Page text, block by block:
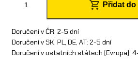
d
n
Přidat
Doručení v ČR: 2-5 dní
Doručení v SK, PL, DE, AT: 2-5 dní
Doručení v ostatních státech (Evropa):